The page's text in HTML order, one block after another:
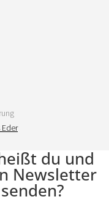
du und
Newsletter